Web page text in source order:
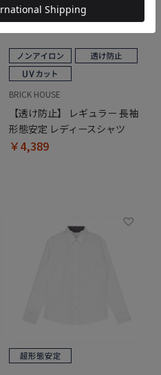
BRICK HOUSE
【透け防止】 レギュラー 長袖
形態安定 レディースシャツ
￥4,389